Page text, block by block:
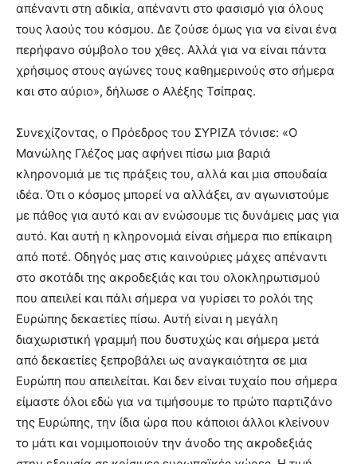
απέναντι στη αδικία, απέναντι στο φασισμό για όλους
τους λαούς του κόσμου. Δε ζούσε όμως για να είναι ένα
περήφανο σύμβολο του χθες. Αλλά για να είναι πάντα
χρήσιμος στους αγώνες τους καθημερινούς στο σήμερα
και στο αύριο», δήλωσε ο Αλέξης Τσίπρας.
Συνεχίζοντας, ο Πρόεδρος του ΣΥΡΙΖΑ τόνισε: «Ο
Μανώλης Γλέζος μας αφήνει πίσω μια βαριά
κληρονομιά με τις πράξεις του, αλλά και μια σπουδαία
ιδέα. Ότι ο κόσμος μπορεί να αλλάξει, αν αγωνιστούμε
με πάθος για αυτό και αν ενώσουμε τις δυνάμεις μας για
αυτό. Και αυτή η κληρονομιά είναι σήμερα πιο επίκαιρη
από ποτέ. Οδηγός μας στις καινούριες μάχες απέναντι
στο σκοτάδι της ακροδεξιάς και του ολοκληρωτισμού
που απειλεί και πάλι σήμερα να γυρίσει το ρολόι της
Ευρώπης δεκαετίες πίσω. Αυτή είναι η μεγάλη
διαχωριστική γραμμή που δυστυχώς και σήμερα μετά
από δεκαετίες ξεπροβάλει ως αναγκαιότητα σε μια
Ευρώπη που απειλείται. Και δεν είναι τυχαίο που σήμερα
είμαστε όλοι εδώ για να τιμήσουμε το πρώτο παρτιζάνο
της Ευρώπης, την ίδια ώρα που κάποιοι άλλοι κλείνουν
το μάτι και νομιμοποιούν την άνοδο της ακροδεξιάς